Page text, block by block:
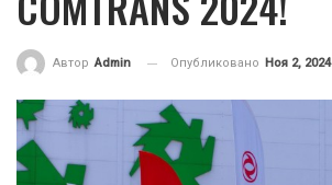
Автор Admin Опубликовано Ноя 2, 2024